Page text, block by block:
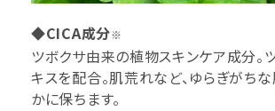
◆CICA成分※
ツボクサ由来の植物スキンケア成分。
キスを配合。肌荒れなど、ゆらぎがち
かに保ちます。